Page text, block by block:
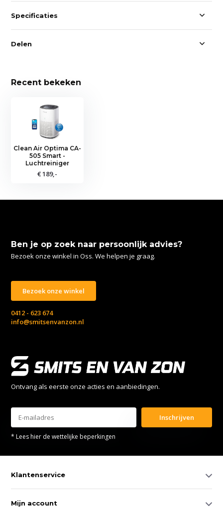
Specificaties
Delen
Recent bekeken
Clean Air Optima CA-
505 Smart -
Luchtreiniger
€ 189,-
Ben je op zoek naar persoonlijk advies?
Bezoek onze winkel in Oss. We helpen je graag.
Bezoek onze winkel
0412 - 623 674
info@smitsenvanzon.nl
Ontvang als eerste onze acties en aanbiedingen.
Inschrijven
* Lees hier de wettelijke beperkingen
Klantenservice
Mijn account